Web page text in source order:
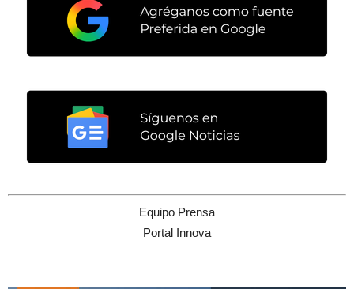
Equipo Prensa
Portal Innova